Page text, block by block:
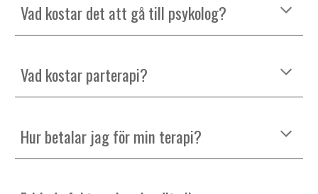
Vad kostar det att gå till psykolog?
Vad kostar parterapi?
Hur betalar jag för min terapi?